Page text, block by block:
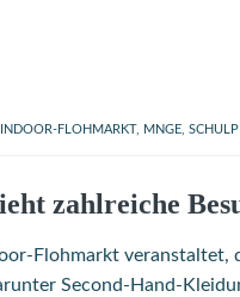
INDOOR-FLOHMARKT , MNGE,
zahlreiche
Flohmarkt veranstaltet,
Second-Hand-